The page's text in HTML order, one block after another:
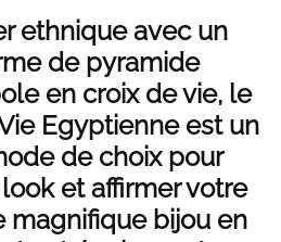
ethnique avec un
de pyramide
en croix de vie, le
Egyptienne est un
de choix pour
et affirmer votre
magnifique bijou en